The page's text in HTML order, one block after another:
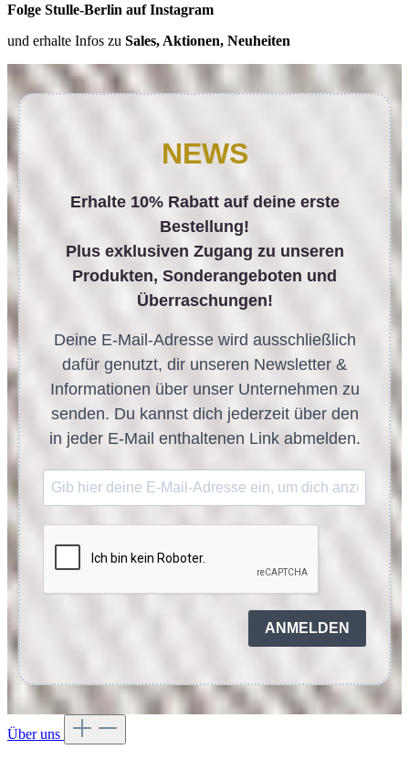
Folge Stulle-Berlin auf Instagram
und erhalte Infos zu Sales, Aktionen, Neuheiten
NEWS
Erhalte 10% Rabatt auf deine erste
Bestellung!
Plus exklusiven Zugang zu unseren
Produkten, Sonderangeboten und
Überraschungen!
Deine E-Mail-Adresse wird ausschließlich
dafür genutzt, dir unseren Newsletter &
Informationen über unser Unternehmen zu
senden. Du kannst dich jederzeit über den
in jeder E-Mail enthaltenen Link abmelden.
ANMELDEN
Über uns